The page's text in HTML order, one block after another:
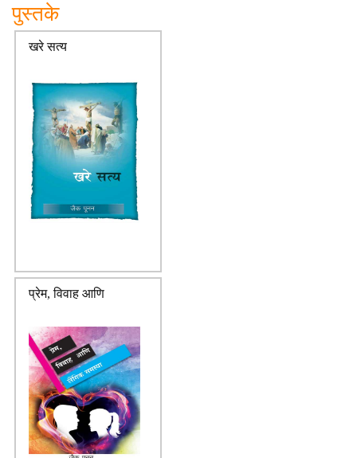
पुस्तके
खरे सत्य
प्रेम, विवाह आणि